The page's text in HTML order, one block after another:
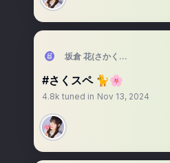
坂倉 花(さかくら さくら)
#さくスペ 🐈🌸
4.8k tuned in Nov 13, 2024